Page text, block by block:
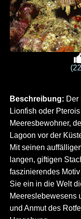
Beschreibung: Der
Lionfish oder
Meeresbewohner,
Lagoon vor der
Mit seinen
langen, giftigen
faszinierendes
Sie ein in die Welt
Meereslebewesens
und Anmut des